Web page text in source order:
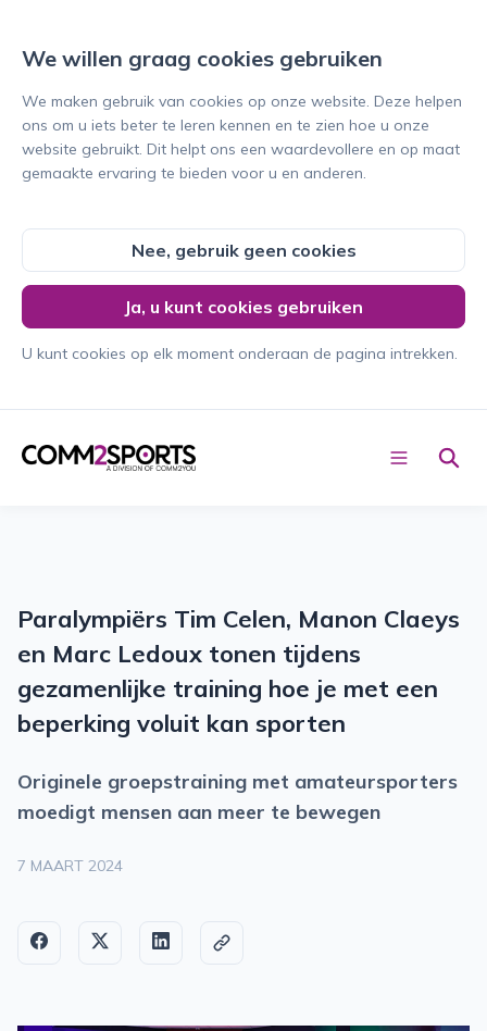
We willen graag cookies gebruiken
We maken gebruik van cookies op onze website. Deze helpen
ons om u iets beter te leren kennen en te zien hoe u onze
website gebruikt. Dit helpt ons een waardevollere en op maat
gemaakte ervaring te bieden voor u en anderen.
Nee, gebruik geen cookies
Ja, u kunt cookies gebruiken
U kunt cookies op elk moment onderaan de pagina intrekken.
C
S
P
O
R
T
Conta
ands
Paralympiërs Tim Celen, Manon Claeys
en Marc Ledoux tonen tijdens
gezamenlijke training hoe je met een
beperking voluit kan sporten
Originele groepstraining met amateursporters
moedigt mensen aan meer te bewegen
7 MAART 2024